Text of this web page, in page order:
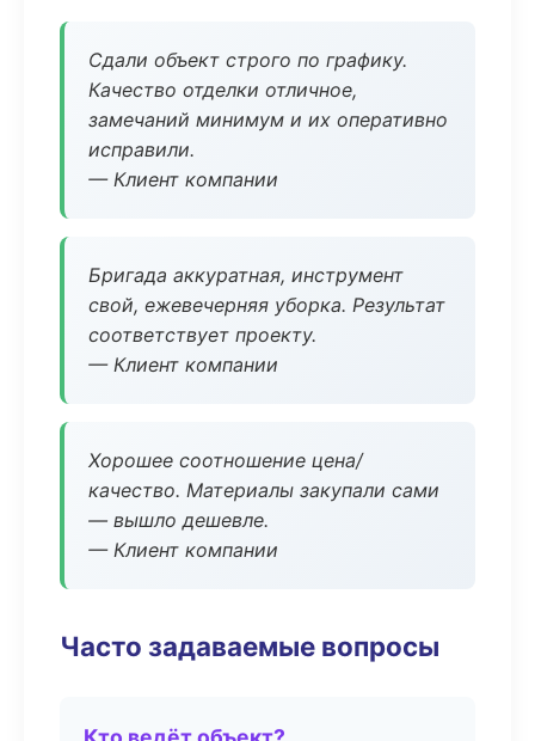
Сдали объект строго по графику.
Качество отделки отличное,
замечаний минимум и их оперативно
исправили.
— Клиент компании
Бригада аккуратная, инструмент
свой, ежевечерняя уборка. Результат
соответствует проекту.
— Клиент компании
Хорошее соотношение цена/
качество. Материалы закупали сами
— вышло дешевле.
— Клиент компании
Часто задаваемые вопросы